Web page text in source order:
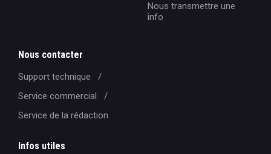
Nous transmettre une
info
Nous contacter
Support technique
Service commercial
Service de la rédaction
Infos utiles